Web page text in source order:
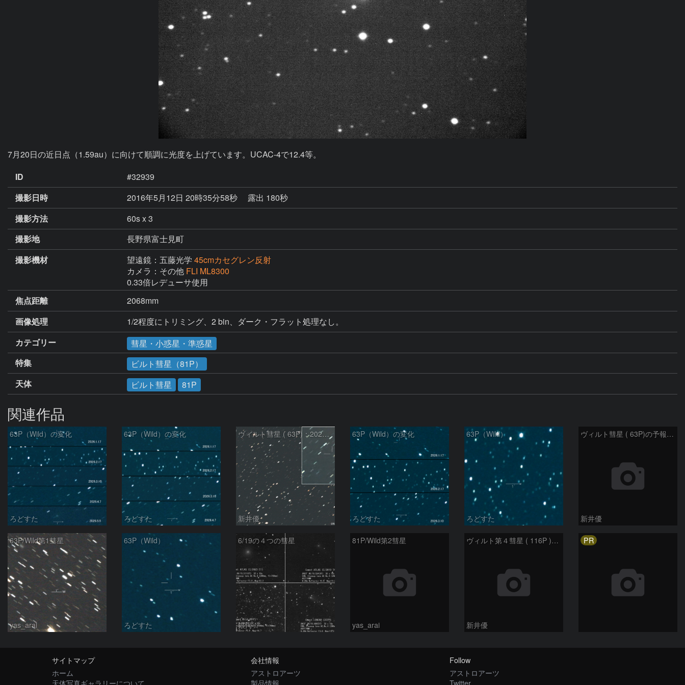
7月20日の近日点（1.59au）に向けて順調に光度を上げています。UCAC-4で12.4等。
ID
#32939
撮影日時
2016年5月12日 20時35分58秒
露出 180秒
撮影方法
60s x 3
撮影地
長野県富士見町
撮影機材
望遠鏡：五藤光学 45cmカセグレン反射
カメラ：その他 FLI ML8300
0.33倍レデューサ使用
焦点距離
2068mm
画像処理
1/2程度にトリミング、2 bin、ダーク・フラット処理なし。
カテゴリー
彗星・小惑星・準惑星
特集
ビルト彗星（81P）
天体
ビルト彗星 81P
関連作品
63P（Wild）の変化
ろどすた
63P（Wild）の変化
ろどすた
ヴィルト彗星 ( 63P)：2026/03/21
新井優
63P（Wild）の変化
ろどすた
63P（Wild）
ろどすた
ヴィルト彗星 ( 63P)の予報位置：2026/01/27
新井優
63P/Wild第1彗星
yas_arai
63P（Wild）
ろどすた
6/19の４つの彗星
銀河☆
81P/Wild第2彗星
yas_arai
ヴィルト第４彗星 ( 116P )：2023/05/17
新井優
PR
サイトマップ
ホーム
天体写真ギャラリーについて
会社情報
アストロアーツ
製品情報
Follow
アストロアーツ
Twitter